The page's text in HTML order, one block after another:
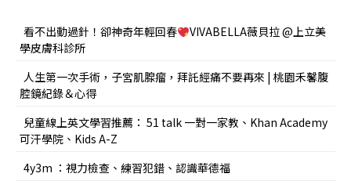
看不出動過針！卻神奇年輕回春
VIVABELLA薇貝拉 @上立美
學皮膚科診所
人生第一次手術，子宮肌腺瘤，拜託經痛不要再來 | 桃園禾馨腹
腔鏡紀錄＆心得
兒童線上英文學習推薦： 51 talk 一對一家教、Khan Academy
可汗學院、Kids A-Z
4y3m ：視力檢查、練習犯錯、認識華德福